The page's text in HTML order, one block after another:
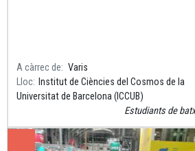
A càrrec de
Varis
Lloc
Institut de Ciències del Cosmos de la
Universitat de Barcelona (ICCUB)
Estudiants de